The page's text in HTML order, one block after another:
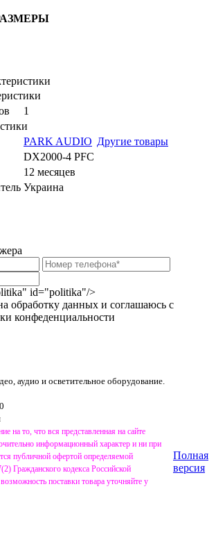
1
PARK AUDIO Другие товары
DX2000-4 PFC
12 месяцев
Украина
id="politika"/>
обработку данных и соглашаюсь с
конфеденциальности
аудио и осветительное оборудование.
на то, что вся представленная на сайте
информационный характер и ни при
публичной офертой определяемой
Гражданского кодекса Российской
поставки товара уточняйте у
Полная
версия